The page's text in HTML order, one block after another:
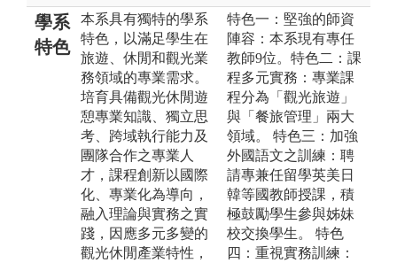
學系
特色
本系具有獨特的學系
特色，以滿足學生在
旅遊、休閒和觀光業
務領域的專業需求。
培育具備觀光休閒遊
憩專業知識、獨立思
考、跨域執行能力及
團隊合作之專業人
才，課程創新以國際
化、專業化為導向，
融入理論與實務之實
踐，因應多元多變的
觀光休閒產業特性，
特色一：堅強的師資
陣容：本系現有專任
教師9位。特色二：課
程多元實務：專業課
程分為「觀光旅遊」
與「餐旅管理」兩大
領域。 特色三：加強
外國語文之訓練：聘
請專兼任留學英美日
韓等國教師授課，積
極鼓勵學生參與姊妹
校交換學生。 特色
四：重視實務訓練：